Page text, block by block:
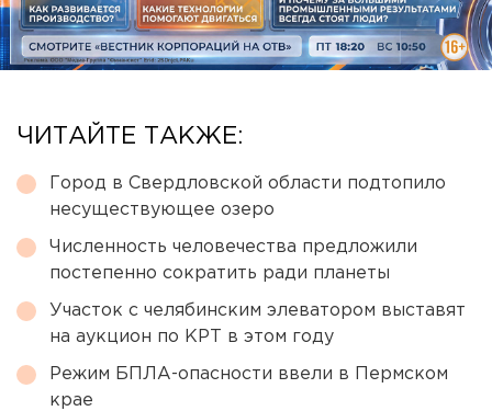
ЧИТАЙТЕ ТАКЖЕ:
Город в Свердловской области подтопило
несуществующее озеро
Численность человечества предложили
постепенно сократить ради планеты
Участок с челябинским элеватором выставят
на аукцион по КРТ в этом году
Режим БПЛА-опасности ввели в Пермском
крае